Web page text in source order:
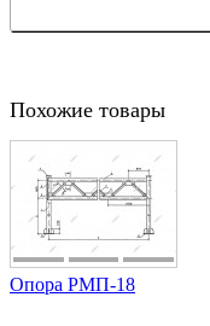
Похожие товары
Опора РМП-18